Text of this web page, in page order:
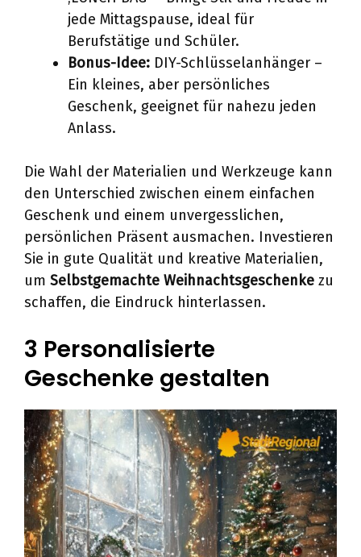
jede Mittagspause, ideal für
Berufstätige und Schüler.
Bonus-Idee: DIY-Schlüsselanhänger –
Ein kleines, aber persönliches
Geschenk, geeignet für nahezu jeden
Anlass.
Die Wahl der Materialien und Werkzeuge kann
den Unterschied zwischen einem einfachen
Geschenk und einem unvergesslichen,
persönlichen Präsent ausmachen. Investieren
Sie in gute Qualität und kreative Materialien,
um Selbstgemachte Weihnachtsgeschenke zu
schaffen, die Eindruck hinterlassen.
3 Personalisierte
Geschenke gestalten